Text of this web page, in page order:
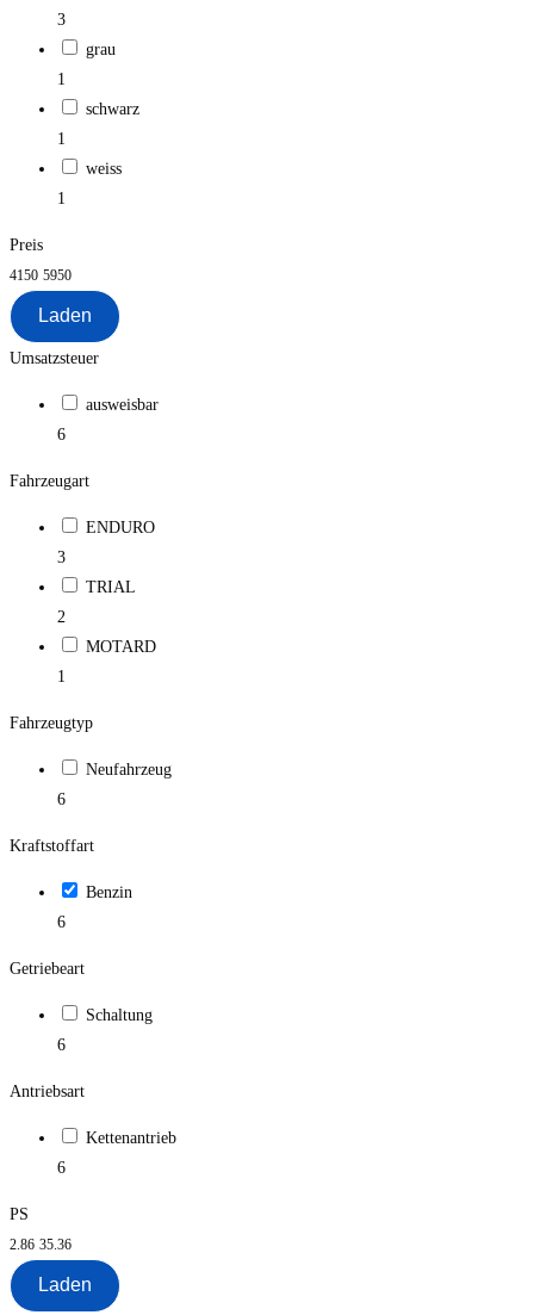
3
grau
1
schwarz
1
weiss
1
Preis
4150 5950
Laden
Umsatzsteuer
ausweisbar
6
Fahrzeugart
ENDURO
3
TRIAL
2
MOTARD
1
Fahrzeugtyp
Neufahrzeug
6
Kraftstoffart
Benzin
6
Getriebeart
Schaltung
6
Antriebsart
Kettenantrieb
6
PS
2.86 35.36
Laden